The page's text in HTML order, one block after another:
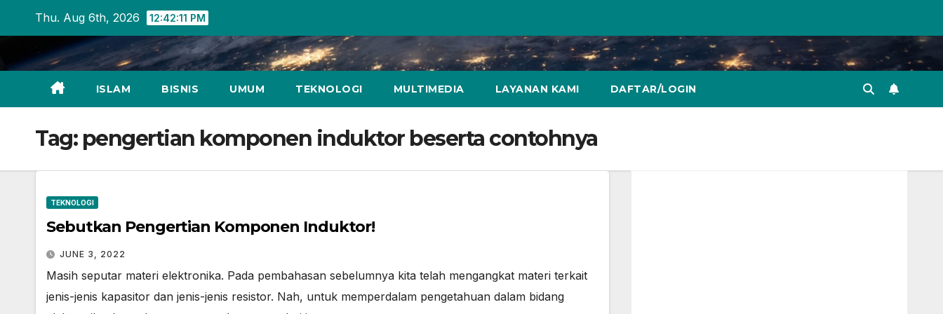
content
Thu. Aug 6th, 2026 12:42:11 PM
ISLAM BISNIS UMUM TEKNOLOGI MULTIMEDIA LAYANAN KAMI DAFTAR/LOGIN
Tag: pengertian komponen induktor beserta contohnya
TEKNOLOGI
Sebutkan Pengertian Komponen Induktor!
JUNE 3, 2022
Masih seputar materi elektronika. Pada pembahasan sebelumnya kita telah mengangkat materi terkait
jenis-jenis kapasitor dan jenis-jenis resistor. Nah, untuk memperdalam pengetahuan dalam bidang